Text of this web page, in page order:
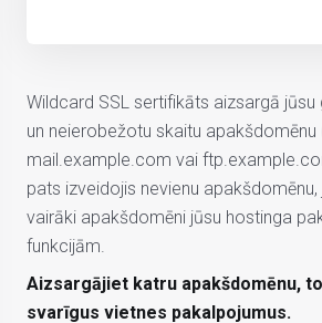
Wildcard SSL sertifikāts aizsargā
un neierobežotu skaitu apakšdomēnu
mail.example.com vai
pats izveidojis nevienu
vairāki apakšdomēni jūsu hostinga
funkcijām.
Aizsargājiet katru apakšdomēnu,
svarīgus vietnes pakalpojumus.